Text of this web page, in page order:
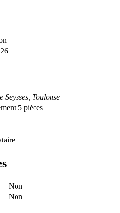
Seysses, Toulouse
5 pièces
Non
Non